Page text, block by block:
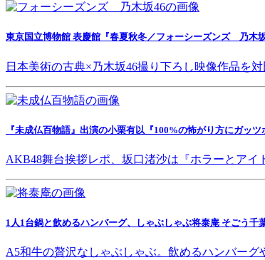
東京国立博物館 表慶館『春夏秋冬／フォーシーズンズ 乃木坂
日本美術の古典×乃木坂46撮り下ろし映像作品を
『未成仏百物語』出演の小栗有以『100%の怖がり方にガッツ
AKB48舞台挨拶レポ、坂口渚沙は『ホラーとアイ
1人1台鍋と飲めるハンバーグ、しゃぶしゃぶ将泰庵 そごう千
A5和牛の贅沢なしゃぶしゃぶ。飲めるハンバーグ